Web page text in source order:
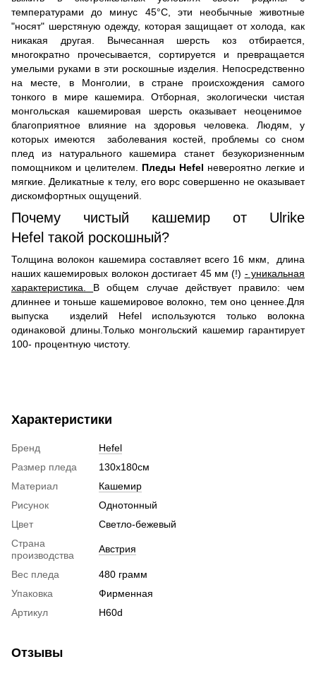
температурами до минус 45°C, эти необычные животные
"носят" шерстяную одежду, которая защищает от холода, как
никакая другая. Вычесанная шерсть коз отбирается,
многократно прочесывается, сортируется и превращается
умелыми руками в эти роскошные изделия. Непосредственно
на месте, в Монголии, в стране происхождения самого
тонкого в мире кашемира. Отборная, экологически чистая
монгольская кашемировая шерсть оказывает неоценимое
благоприятное влияние на здоровья человека. Людям, у
которых имеются заболевания костей, проблемы со сном
плед из натурального кашемира станет безукоризненным
помощником и целителем.
Пледы Hefel невероятно легкие и
мягкие. Деликатные к телу, его ворс совершенно не оказывает
дискомфортных ощущений.
Почему чистый кашемир от Ulrike
Hefel такой роскошный?
Толщина волокон кашемира составляет всего 16 мкм, длина
наших кашемировых волокон достигает 45 мм (!) - уникальная
характеристика. В общем случае действует правило: чем
длиннее и тоньше кашемировое волокно, тем оно ценнее.Для
выпуска изделий Hefel используются только волокна
одинаковой длины.Только монгольский кашемир гарантирует
100- процентную чистоту.
Характеристики
Бренд
Hefel
Размер пледа
130х180см
Материал
Кашемир
Рисунок
Однотонный
Цвет
Светло-бежевый
Страна
производства
Австрия
Вес пледа
480 грамм
Упаковка
Фирменная
Артикул
H60d
Отзывы